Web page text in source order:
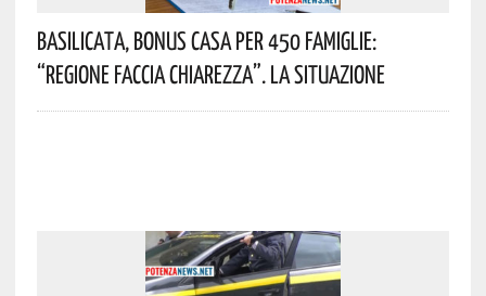
Basilicata, Bonus Casa Per 450 Famiglie:
“Regione Faccia Chiarezza”. La Situazione